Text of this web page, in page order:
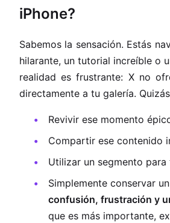
iPhone?
Sabemos la sensación. Estás
hilarante, un tutorial increíble o
realidad es frustrante: X no
directamente a tu galería.
Revivir ese momento
Compartir ese contenido
Utilizar un segmento
Simplemente conservar
confusión, frustración y
que es más importante,